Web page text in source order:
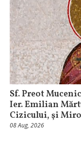
Sf. Preot
Ier. Emilian
Cizicului, şi
08 Aug, 2026